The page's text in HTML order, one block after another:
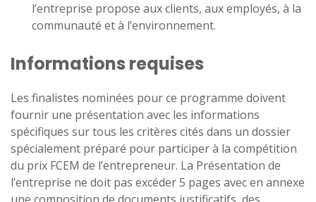
l’entreprise propose aux clients, aux employés, à la
communauté et à l’environnement.
Informations requises
Les finalistes nominées pour ce programme doivent
fournir une présentation avec les informations
spécifiques sur tous les critères cités dans un dossier
spécialement préparé pour participer à la compétition
du prix FCEM de l’entrepreneur. La Présentation de
l’entreprise ne doit pas excéder 5 pages avec en annexe